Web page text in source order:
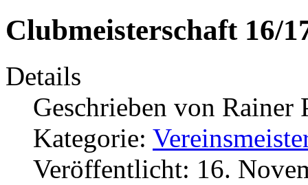
Clubmeisterschaft 16/
Details
Geschrieben von Rainer
Kategorie:
Veröffentlicht: 16.